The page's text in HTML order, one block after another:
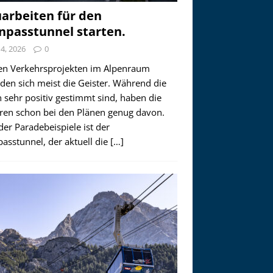
für den
starten.
2026 0
Verkehrsprojekten im Alpenraum
sich meist die Geister. Während die
sehr positiv gestimmt sind, haben die
schon bei den Plänen genug davon.
Paradebeispiele ist der
der aktuell die […]